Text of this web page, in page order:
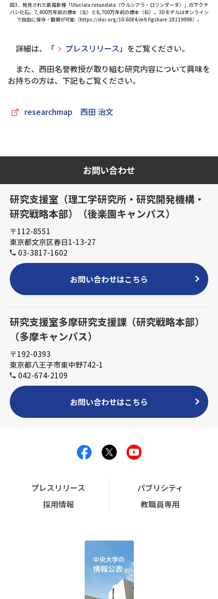
図3．発見された新属新種「Uluciala rotundata（ウルシアラ・ロツンダータ）」の下クチ
バシ化石。7,400万年前の標本（左）と6,700万年前の標本（右）。3Dモデルはオンライン
で自由に保存・観察が可能（https://doi.org/10.6084/m9.figshare.28119998）。
詳細は、「 プレスリリース 」をご覧ください。
また、西田名誉教授が取り組む研究内容について興味を
お持ちの方は、下記もご覧ください。
researchmap 西田 治文
お問い合わせ
研究支援室（理工学研究所・研究開発機構・
研究戦略本部）（後楽園キャンパス）
〒112-8551
東京都文京区春日1-13-27
03-3817-1602
お問い合わせはこちら
研究支援室多摩研究支援課（研究戦略本部）
（多摩キャンパス）
〒192-0393
東京都八王子市東中野742-1
042-674-2109
お問い合わせはこちら
プレスリリース
パブリシティ
採用情報
教職員専用